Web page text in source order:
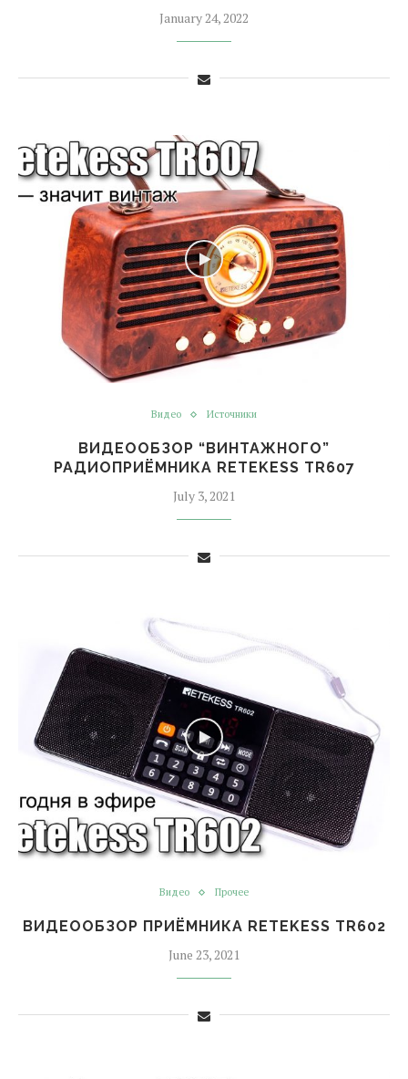
January 24, 2022
Видео Источники
ВИДЕООБЗОР “ВИНТАЖНОГО”
РАДИОПРИЁМНИКА RETEKESS TR607
July 3, 2021
Видео Прочее
ВИДЕООБЗОР ПРИЁМНИКА RETEKESS TR602
June 23, 2021